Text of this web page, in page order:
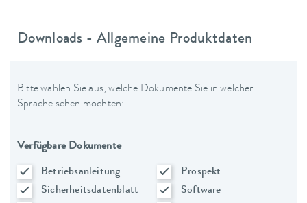
Downloads - Allgemeine Produktdaten
Bitte wählen Sie aus, welche Dokumente Sie in welcher
Sprache sehen möchten:
Verfügbare Dokumente
Betriebsanleitung
Prospekt
Sicherheitsdatenblatt
Software